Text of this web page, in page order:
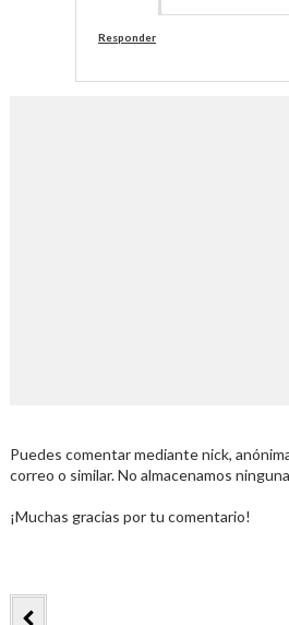
Responder
Puedes comentar mediante nick,
correo o similar. No almacenamos
¡Muchas gracias por tu comentario!